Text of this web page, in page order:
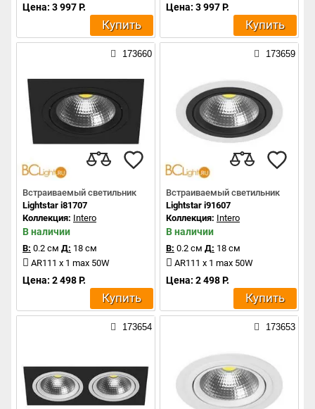
Цена: 3 997 Р.
Купить
Цена: 3 997 Р.
Купить
173660
Встраиваемый светильник
Lightstar i81707
Коллекция: Intero
В наличии
В: 0.2 см Д: 18 см
AR111 x 1 max 50W
Цена: 2 498 Р.
Купить
173659
Встраиваемый светильник
Lightstar i91607
Коллекция: Intero
В наличии
В: 0.2 см Д: 18 см
AR111 x 1 max 50W
Цена: 2 498 Р.
Купить
173654 173653